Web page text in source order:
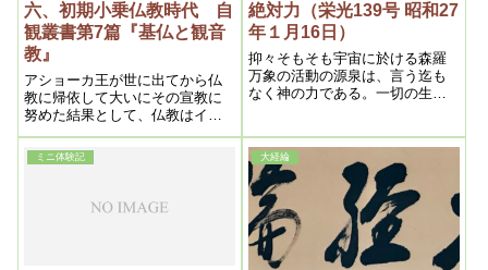
は弘法大師くらいです。あとは
殆ど地獄に行っている。
六、初期小乗仏教時代 自
観叢書第7篇『基仏と観音
教』
アショーカ王が世に出てから仏
教に帰依して大いにその宣教に
努めた結果として、仏教はイン
ドの内外に伝播してゆきまし
た。
絶対力（栄光139号 昭和27
年１月16日）
抑々そもそも宇宙に於ける森羅
万象の活動の源泉は、言う迄も
なく神の力である。一切の生成
勿論力である。人間始め凡ゆる
動物から、黴菌に至る迄力によ
って生れ、力によって死滅す
る。要するに力こそ無限絶対な
る支配者である
ミニ体験記 大経綸